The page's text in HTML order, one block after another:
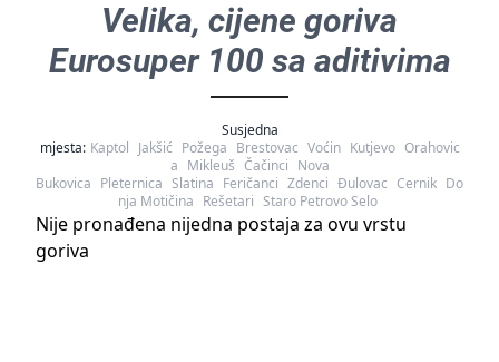
Velika, cijene goriva
Eurosuper 100 sa aditivima
Susjedna
mjesta: Kaptol Jakšić Požega Brestovac Voćin Kutjevo Orahovic
a Mikleuš Čačinci Nova
Bukovica Pleternica Slatina Feričanci Zdenci Đulovac Cernik Do
nja Motičina Rešetari Staro Petrovo Selo
Nije pronađena nijedna postaja za ovu vrstu
goriva